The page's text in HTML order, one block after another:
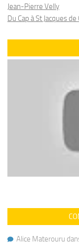
Jean-Pierre Velly
Du Cap à St Jacques
Alice Materouru